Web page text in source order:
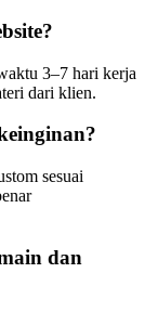
3–7 hari kerja
dari klien.
sesuai
dan